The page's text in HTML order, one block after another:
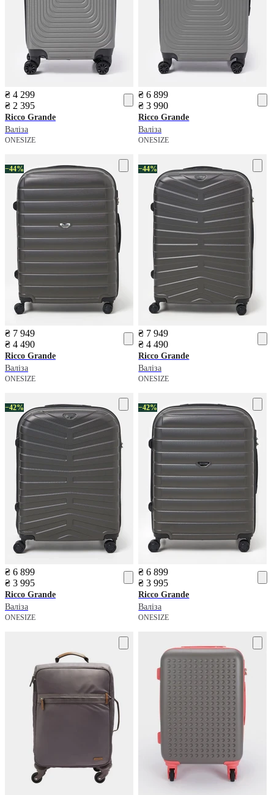
₴ 4 299
₴ 2 395
Ricco Grande
Валіза
ONESIZE
₴ 6 899
₴ 3 990
Ricco Grande
Валіза
ONESIZE
−44%
₴ 7 949
₴ 4 490
Ricco Grande
Валіза
ONESIZE
−44%
₴ 7 949
₴ 4 490
Ricco Grande
Валіза
ONESIZE
−42%
₴ 6 899
₴ 3 995
Ricco Grande
Валіза
ONESIZE
−42%
₴ 6 899
₴ 3 995
Ricco Grande
Валіза
ONESIZE